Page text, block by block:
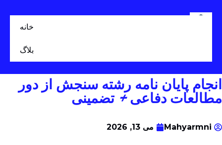
خانه
بلاگ
انجام پایان نامه رشته سنجش از دور
مطالعات دفاعی + تضمینی
Mahyarmni می 13, 2026